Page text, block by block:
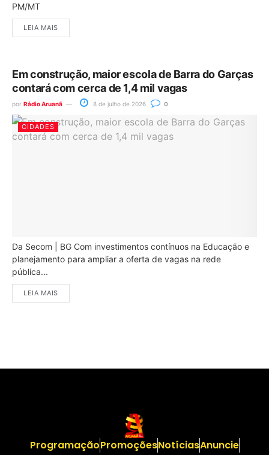
PM/MT
LEIA MAIS
Em construção, maior escola de Barra do Garças
contará com cerca de 1,4 mil vagas
por Rádio Aruanã 8 de julho de 2026 0
CIDADES
Da Secom | BG Com investimentos contínuos na Educação e
planejamento para ampliar a oferta de vagas na rede
pública...
LEIA MAIS
ProgramaçãoPromoçõesNotíciasAnuncie